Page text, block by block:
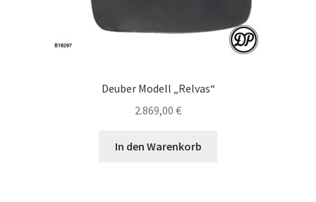
Deuber Modell „Relvas“
2.869,00 €
In den Warenkorb